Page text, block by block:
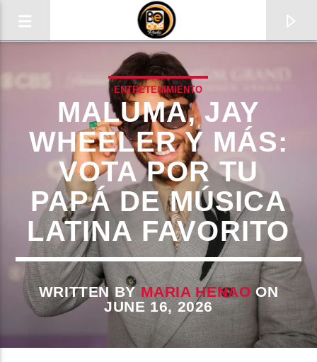
CURRENT TRACK
TITLE
ARTIST
ENTRETENIMIENTO
MALUMA, JAY
WHEELER Y MÁS:
VOTA POR TU
PAPÁ DE MÚSICA
LATINA FAVORITO
WRITTEN BYMARIA HENAO ON
JUNE 16, 2026